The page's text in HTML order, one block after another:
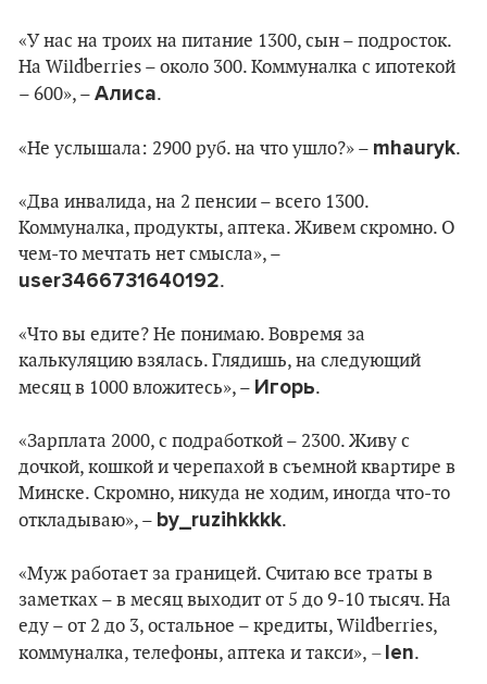
«У нас на троих на питание 1300, сын – подросток.
На Wildberries – около 300. Коммуналка с ипотекой
– 600», – Алиса.
«Не услышала: 2900 руб. на что ушло?» – mhauryk.
«Два инвалида, на 2 пенсии – всего 1300.
Коммуналка, продукты, аптека. Живем скромно. О
чем-то мечтать нет смысла», –
user3466731640192.
«Что вы едите? Не понимаю. Вовремя за
калькуляцию взялась. Глядишь, на следующий
месяц в 1000 вложитесь», – Игорь.
«Зарплата 2000, с подработкой – 2300. Живу с
дочкой, кошкой и черепахой в съемной квартире в
Минске. Скромно, никуда не ходим, иногда что-то
откладываю», – by_ruzihkkkk.
«Муж работает за границей. Считаю все траты в
заметках – в месяц выходит от 5 до 9-10 тысяч. На
еду – от 2 до 3, остальное – кредиты, Wildberries,
коммуналка, телефоны, аптека и такси», –len.